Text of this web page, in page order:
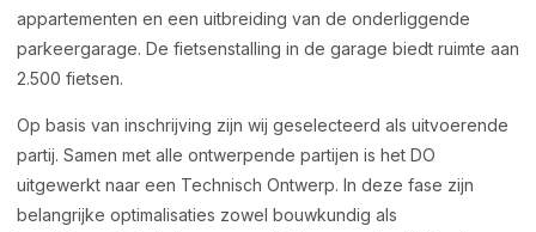
appartementen en een uitbreiding van de onderliggende
parkeergarage. De fietsenstalling in de garage biedt ruimte aan
2.500 fietsen.
Op basis van inschrijving zijn wij geselecteerd als uitvoerende
partij. Samen met alle ontwerpende partijen is het DO
uitgewerkt naar een Technisch Ontwerp. In deze fase zijn
belangrijke optimalisaties zowel bouwkundig als